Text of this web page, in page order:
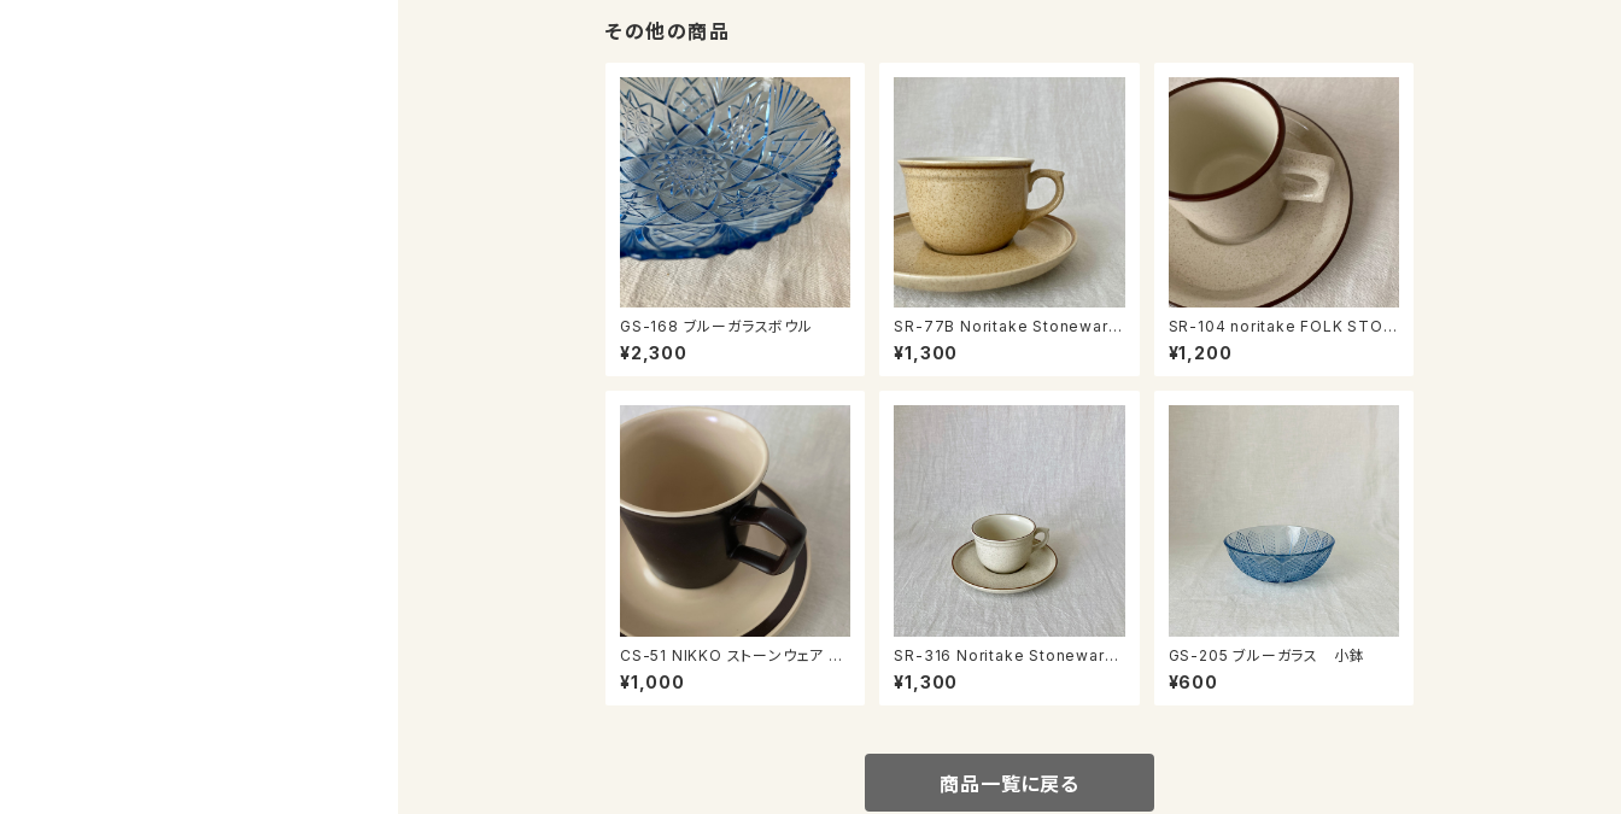
その他の商品
GS-168 ブルーガラスボウル
¥2,300
SR-77B Noritake Stoneware
カップ＆ソーサー
¥1,300
SR-104 noritake FOLK STON
E カップ＆ソーサー
¥1,200
CS-51 NIKKO ストーンウェア カ
ップ＆ソーサー
¥1,000
SR-316 Noritake Stoneware
カップ＆ソーサー
¥1,300
GS-205 ブルーガラス 小鉢
¥600
商品一覧に戻る